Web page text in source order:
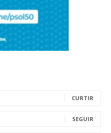
CURTIR
SEGUIR